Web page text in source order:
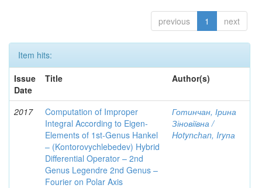
previous 1 next
Item hits:
Issue
Date
Title Author(s)
2017
Computation of Improper
Integral According to Eigen-
Elements of 1st-Genus Hankel
– (Kontorovychlebedev) Hybrid
Differential Operator – 2nd
Genus Legendre 2nd Genus –
Fourier on Polar Axis
Готинчан, Ірина
Зіновіївна /
Hotynсhаn, Iryпа